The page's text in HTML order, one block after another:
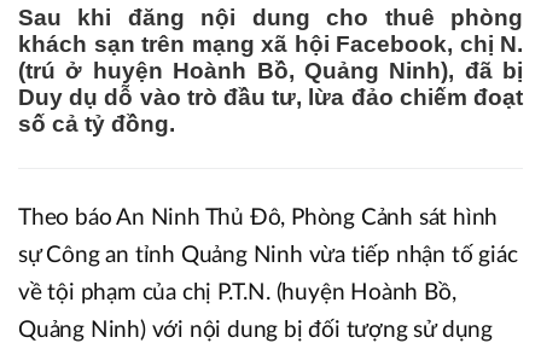
Sau khi đăng nội dung cho thuê phòng
khách sạn trên mạng xã hội Facebook, chị N.
(trú ở huyện Hoành Bồ, Quảng Ninh), đã bị
Duy dụ dỗ vào trò đầu tư, lừa đảo chiếm đoạt
số cả tỷ đồng.
Theo báo An Ninh Thủ Đô, Phòng Cảnh sát hình
sự Công an tỉnh Quảng Ninh vừa tiếp nhận tố giác
về tội phạm của chị P.T.N. (huyện Hoành Bồ,
Quảng Ninh) với nội dung bị đối tượng sử dụng